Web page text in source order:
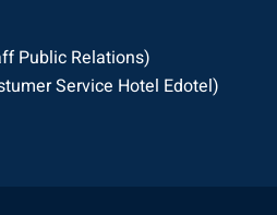
Public Relations)
Service Hotel Edotel)